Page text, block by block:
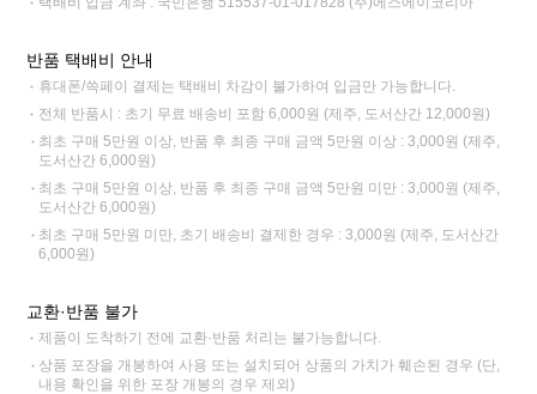
반품 택배비 안내
휴대폰/쓱페이 결제는 택배비 차감이 불가하여 입금만 가능합니다.
전체 반품시 : 초기 무료 배송비 포함 6,000원 (제주, 도서산간 12,000원)
최초 구매 5만원 이상, 반품 후 최종 구매 금액 5만원 이상 : 3,000원 (제주,
도서산간 6,000원)
최초 구매 5만원 이상, 반품 후 최종 구매 금액 5만원 미만 : 3,000원 (제주,
도서산간 6,000원)
최초 구매 5만원 미만, 초기 배송비 결제한 경우 : 3,000원 (제주, 도서산간
6,000원)
교환·반품 불가
제품이 도착하기 전에 교환·반품 처리는 불가능합니다.
상품 포장을 개봉하여 사용 또는 설치되어 상품의 가치가 훼손된 경우 (단,
내용 확인을 위한 포장 개봉의 경우 제외)